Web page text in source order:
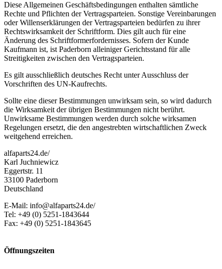
Diese Allgemeinen Geschäftsbedingungen enthalten sämtliche
Rechte und Pflichten der Vertragsparteien. Sonstige Vereinbarungen
oder Willenserklärungen der Vertragsparteien bedürfen zu ihrer
Rechtswirksamkeit der Schriftform. Dies gilt auch für eine
Änderung des Schriftformerfordernisses. Sofern der Kunde
Kaufmann ist, ist Paderborn alleiniger Gerichtsstand für alle
Streitigkeiten zwischen den Vertragsparteien.
Es gilt ausschließlich deutsches Recht unter Ausschluss der
Vorschriften des UN-Kaufrechts.
Sollte eine dieser Bestimmungen unwirksam sein, so wird dadurch
die Wirksamkeit der übrigen Bestimmungen nicht berührt.
Unwirksame Bestimmungen werden durch solche wirksamen
Regelungen ersetzt, die den angestrebten wirtschaftlichen Zweck
weitgehend erreichen.
alfaparts24.de/
Karl Juchniewicz
Eggertstr. 11
33100 Paderborn
Deutschland
E-Mail: info@alfaparts24.de/
Tel: +49 (0) 5251-1843644
Fax: +49 (0) 5251-1843645
Öffnungszeiten